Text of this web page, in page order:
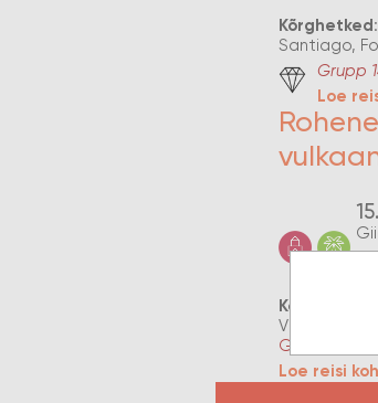
Kõrghetked
Santiago,
Grupp
Loe
Kõrghetked
Vista, Sal,
Grupi suurus
Loe reisi